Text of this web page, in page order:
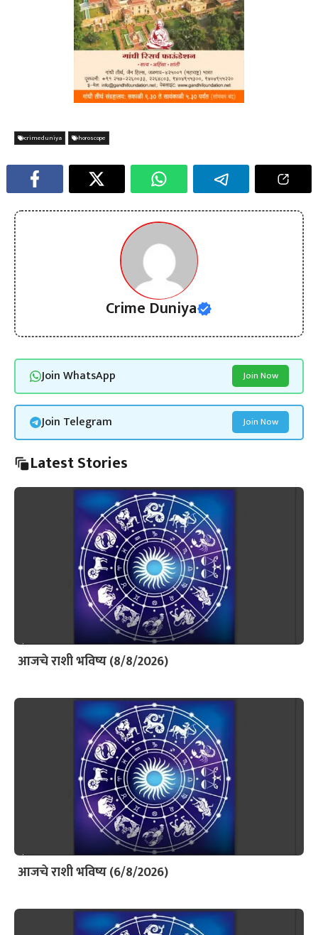
crimeduniya horoscope
Crime Duniya
Join WhatsApp Join Now
Join Telegram Join Now
Latest Stories
आजचे राशी भविष्य (8/8/2026)
आजचे राशी भविष्य (6/8/2026)